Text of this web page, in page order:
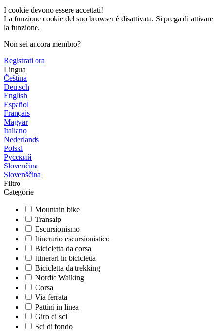
I cookie devono essere accettati!
La funzione cookie del suo browser è disattivata. Si prega di attivare
la funzione.
Non sei ancora membro?
Registrati ora
Lingua
Čeština
Deutsch
English
Español
Français
Magyar
Italiano
Nederlands
Polski
Русский
Slovenčina
Slovenščina
Filtro
Categorie
Mountain bike
Transalp
Escursionismo
Itinerario escursionistico
Bicicletta da corsa
Itinerari in bicicletta
Bicicletta da trekking
Nordic Walking
Corsa
Via ferrata
Pattini in linea
Giro di sci
Sci di fondo